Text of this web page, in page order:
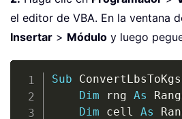
el editor de VBA. En la ventana
Insertar > Módulo y luego
Sub ConvertLbsToKgs
Dim rng As
Dim cell As